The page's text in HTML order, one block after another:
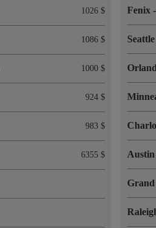
1026 $
1086 $
1000 $
924 $
983 $
6355 $
Fenix